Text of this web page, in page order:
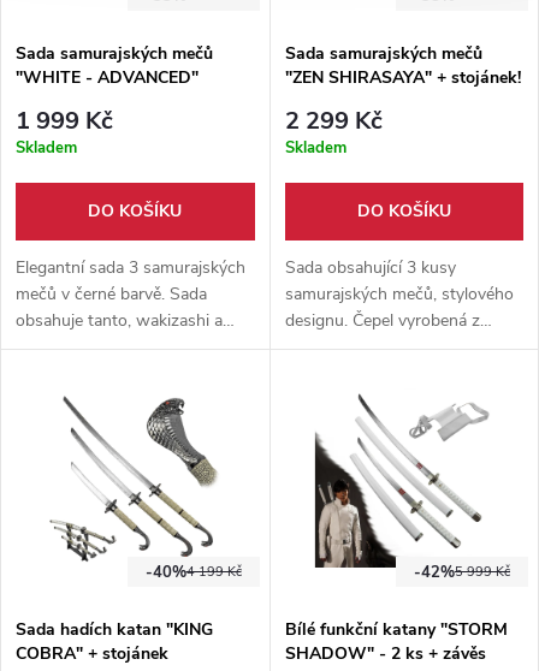
Sada samurajských mečů
"WHITE - ADVANCED"
1 999 Kč
Skladem
DO KOŠÍKU
Elegantní sada 3 samurajských
mečů v černé barvě. Sada
obsahuje tanto, wakizashi a
katanu. Jedná se o čistě
Sada samurajských mečů
"ZEN SHIRASAYA" + stojánek!
2 299 Kč
Skladem
DO KOŠÍKU
Sada obsahující 3 kusy
samurajských mečů, stylového
designu. Čepel vyrobená z
nerezové oceli. Součástí balení
4 199 Kč
-40%
Sada hadích katan "KING
COBRA" + stojánek
5 999 Kč
-42%
Bílé funkční katany "STORM
SHADOW" - 2 ks + závěs